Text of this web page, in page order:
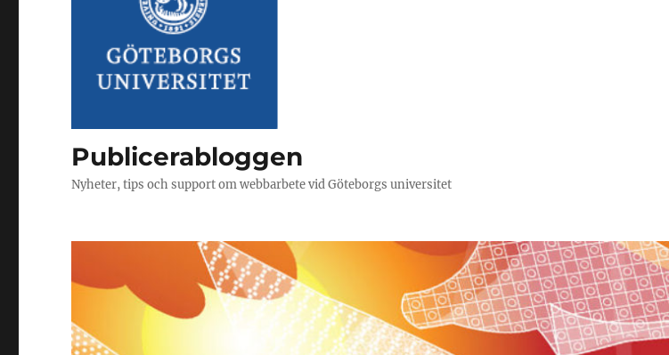
Publicerabloggen
Nyheter, tips och support om webbarbete vid Göteborgs universitet